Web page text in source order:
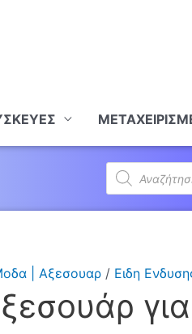
Products
search
| Αξεσουαρ/ Ειδη